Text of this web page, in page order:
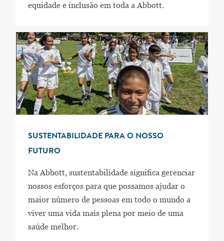
equidade e inclusão em toda a Abbott.
SUSTENTABILIDADE PARA O NOSSO
FUTURO
Na Abbott, sustentabilidade significa gerenciar
nossos esforços para que possamos ajudar o
maior número de pessoas em todo o mundo a
viver uma vida mais plena por meio de uma
saúde melhor.